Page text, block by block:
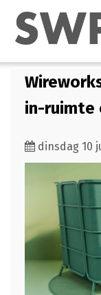
in-ruimte
dinsdag 10